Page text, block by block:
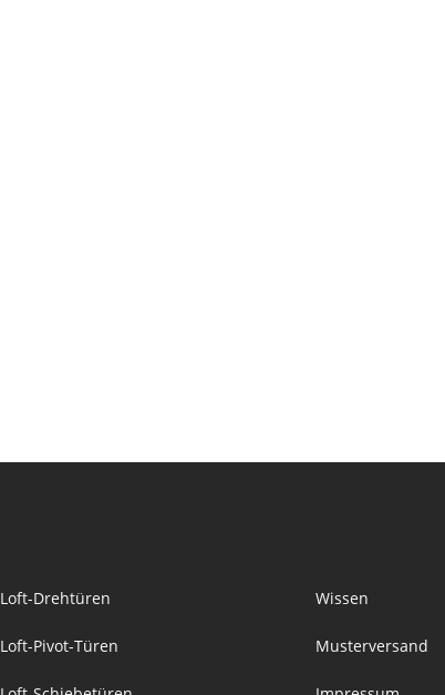
Loft-Drehtüren
Loft-Pivot-Türen
Wissen
Musterversand